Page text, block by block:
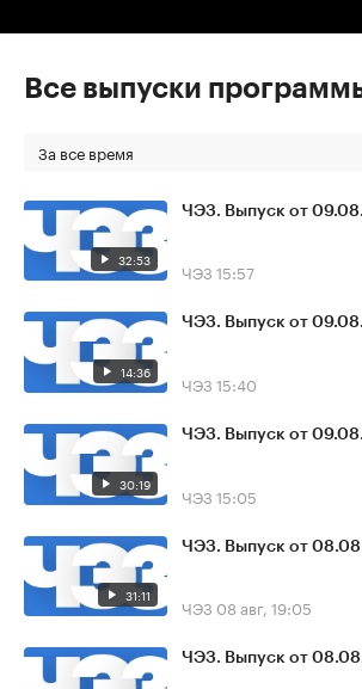
Все выпуски
За все время
32:53
ЧЭЗ. Выпуск от
ЧЭЗ 15:57
14:36
ЧЭЗ. Выпуск от
ЧЭЗ 15:40
30:19
ЧЭЗ. Выпуск от
ЧЭЗ 15:05
31:11
ЧЭЗ. Выпуск от
ЧЭЗ 08 авг, 19:05
ЧЭЗ. Выпуск от